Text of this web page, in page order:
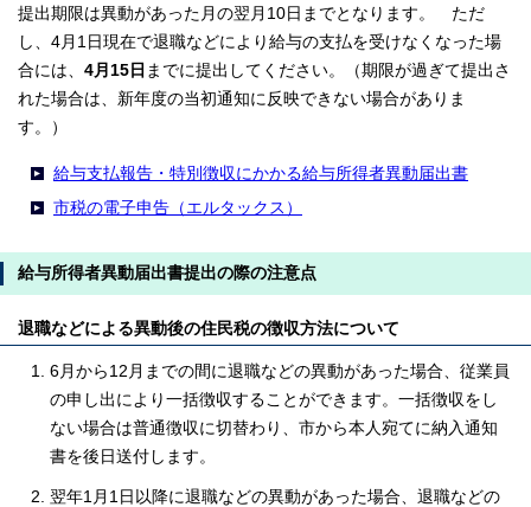
提出期限は異動があった月の翌月10日までとなります。 ただ
し、4月1日現在で退職などにより給与の支払を受けなくなった場
合には、 4月15日 までに提出してください。（期限が過ぎて提出さ
れた場合は、新年度の当初通知に反映できない場合がありま
す。）
給与支払報告・特別徴収にかかる給与所得者異動届出書
市税の電子申告（エルタックス）
給与所得者異動届出書提出の際の注意点
退職などによる異動後の住民税の徴収方法について
6月から12月までの間に退職などの異動があった場合、従業員
の申し出により一括徴収することができます。一括徴収をし
ない場合は普通徴収に切替わり、市から本人宛てに納入通知
書を後日送付します。
翌年1月1日以降に退職などの異動があった場合、退職などの